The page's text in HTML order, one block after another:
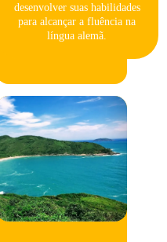
desenvolver suas habilidades
para alcançar a fluência na
língua alemã.